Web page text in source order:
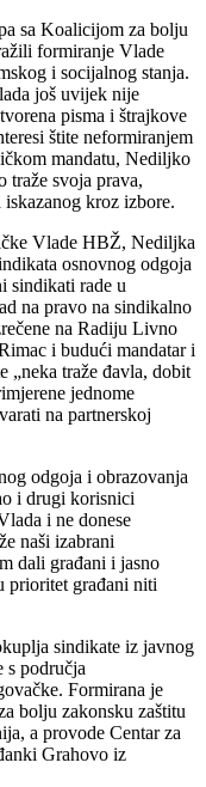
sa Koalicijom za bolju
formiranje Vlade
i socijalnog stanja.
još uvijek nije
pisma i štrajkove
štite neformiranjem
mandatu, Nediljko
traže svoja prava,
kroz izbore.
Vlade HBŽ, Nediljka
osnovnog odgoja
sindikati rade u
na pravo na sindikalno
na Radiju Livno
i budući mandatar i
„neka traže đavla, dobit
jednome
na partnerskoj
odgoja i obrazovanja
i drugi korisnici
i ne donese
naši izabrani
dali građani i jasno
prioritet građani niti
sindikate iz javnog
s područja
Formirana je
bolju zakonsku zaštitu
a provode Centar za
Grahovo iz